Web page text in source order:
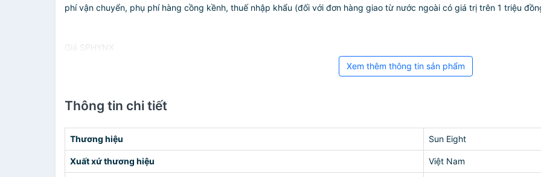
phí vận chuyển, phụ phí hàng cồng kềnh, thuế nhập khẩu (đối với đơn hàng giao từ nước ngoài có giá trị trên 1 triệu
Giá SPHYNX
Xem thêm thông tin sản phẩm
Thông tin chi tiết
Thương hiệu Sun Eight
Xuất xứ thương hiệu Việt Nam